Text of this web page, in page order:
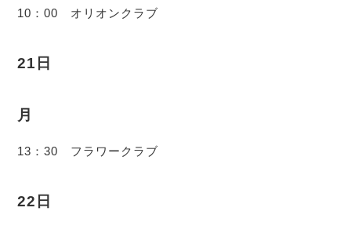
10：00 オリオンクラブ
21日
月
13：30 フラワークラブ
22日